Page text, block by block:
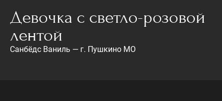
Девочка с светло-розовой
лентой
Санбёдс Ваниль — г. Пушкино МО